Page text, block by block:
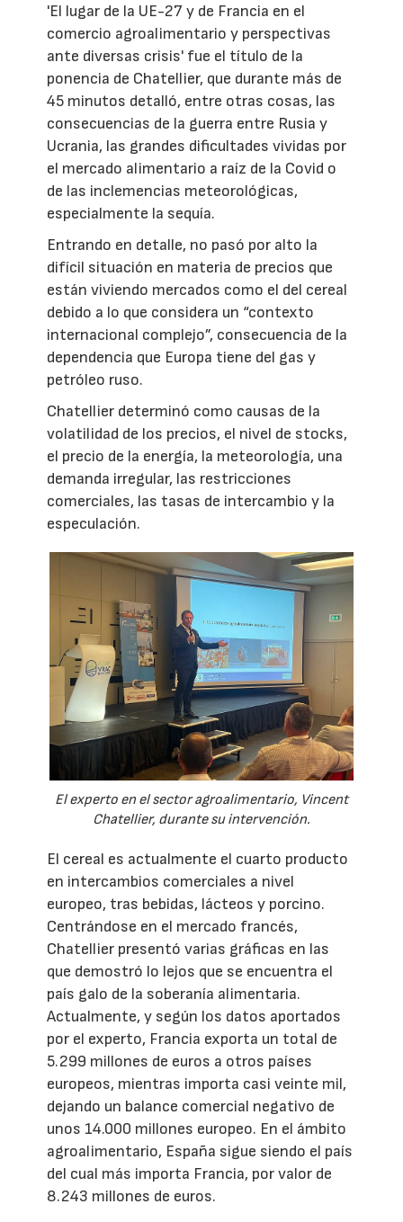
'El lugar de la UE-27 y de Francia en el
comercio agroalimentario y perspectivas
ante diversas crisis' fue el título de la
ponencia de Chatellier, que durante más de
45 minutos detalló, entre otras cosas, las
consecuencias de la guerra entre Rusia y
Ucrania, las grandes dificultades vividas por
el mercado alimentario a raíz de la Covid o
de las inclemencias meteorológicas,
especialmente la sequía.
Entrando en detalle, no pasó por alto la
difícil situación en materia de precios que
están viviendo mercados como el del cereal
debido a lo que considera un “contexto
internacional complejo”, consecuencia de la
dependencia que Europa tiene del gas y
petróleo ruso.
Chatellier determinó como causas de la
volatilidad de los precios, el nivel de stocks,
el precio de la energía, la meteorología, una
demanda irregular, las restricciones
comerciales, las tasas de intercambio y la
especulación.
El experto en el sector agroalimentario, Vincent
Chatellier, durante su intervención.
El cereal es actualmente el cuarto producto
en intercambios comerciales a nivel
europeo, tras bebidas, lácteos y porcino.
Centrándose en el mercado francés,
Chatellier presentó varias gráficas en las
que demostró lo lejos que se encuentra el
país galo de la soberanía alimentaria.
Actualmente, y según los datos aportados
por el experto, Francia exporta un total de
5.299 millones de euros a otros países
europeos, mientras importa casi veinte mil,
dejando un balance comercial negativo de
unos 14.000 millones europeo. En el ámbito
agroalimentario, España sigue siendo el país
del cual más importa Francia, por valor de
8.243 millones de euros.